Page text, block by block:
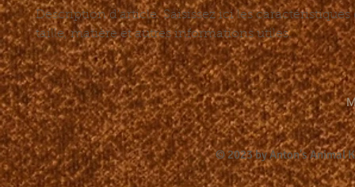
Description d'article. Saisissez ici les caractéristiques
taille, matière et autres informations utiles.
© 2023 by Anton's Animal